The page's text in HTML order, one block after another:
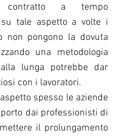
a tempo
tale aspetto a volte i
non pongono la dovuta
una metodologia
alla lunga potrebbe dar
con i lavoratori.
spesso le aziende
dai professionisti di
il prolungamento